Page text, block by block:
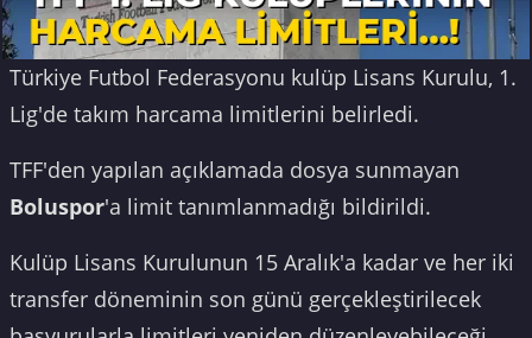
Türkiye Futbol Federasyonu kulüp Lisans Kurulu, 1.
Lig'de takım harcama limitlerini belirledi.
TFF'den yapılan açıklamada dosya sunmayan
Boluspor'a limit tanımlanmadığı bildirildi.
Kulüp Lisans Kurulunun 15 Aralık'a kadar ve her iki
transfer döneminin son günü gerçekleştirilecek